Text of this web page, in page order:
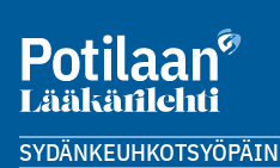
SYDÄNKEUHKOTSYÖPÄ